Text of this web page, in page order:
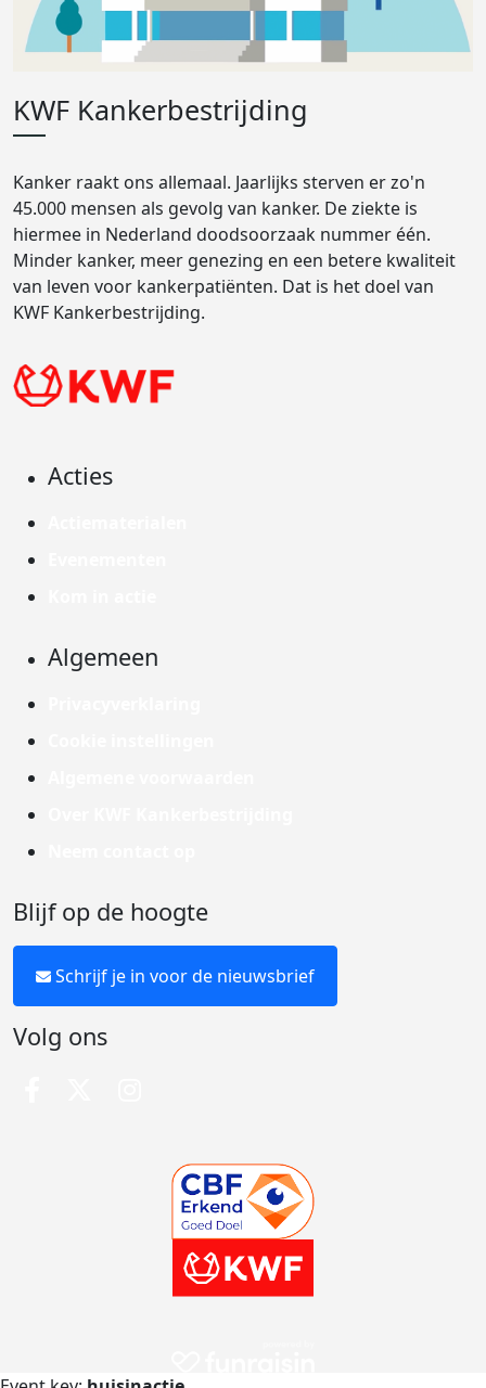
KWF Kankerbestrijding
Kanker raakt ons allemaal. Jaarlijks sterven er zo'n
45.000 mensen als gevolg van kanker. De ziekte is
hiermee in Nederland doodsoorzaak nummer één.
Minder kanker, meer genezing en een betere kwaliteit
van leven voor kankerpatiënten. Dat is het doel van
KWF Kankerbestrijding.
Acties
Algemeen
Blijf op de hoogte
Schrijf je in voor de nieuwsbrief
Volg ons